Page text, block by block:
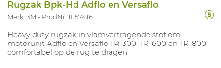
Rugzak Bpk-Hd Adflo en Versaflo
Merk: 3M ProdNr. 1057416
Heavy duty rugzak in vlamvertragende stof om
motorunit Adflo en Versaflo TR-300, TR-600 en TR-800
comfortabel op de rug te dragen.